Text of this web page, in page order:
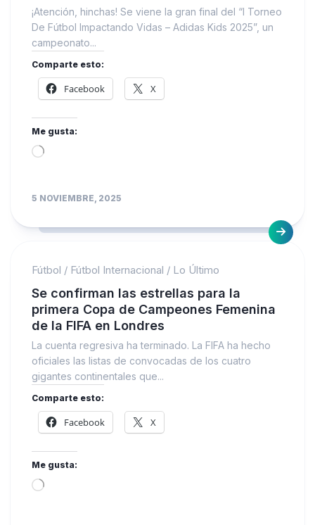
¡Atención, hinchas! Se viene la gran final del “I Torneo
De Fútbol Impactando Vidas – Adidas Kids 2025”, un
campeonato...
Comparte esto:
Facebook X
Me gusta:
Loading…
5 NOVIEMBRE, 2025
Fútbol / Fútbol Internacional / Lo Último
Se confirman las estrellas para la
primera Copa de Campeones Femenina
de la FIFA en Londres
La cuenta regresiva ha terminado. La FIFA ha hecho
oficiales las listas de convocadas de los cuatro
gigantes continentales que...
Comparte esto:
Facebook X
Me gusta:
Loading…